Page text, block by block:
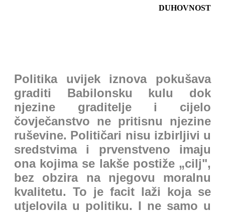
DUHOVNOST
Politika uvijek iznova pokušava
graditi Babilonsku kulu dok
njezine graditelje i cijelo
čovječanstvo ne pritisnu njezine
ruševine. Političari nisu izbirljivi u
sredstvima i prvenstveno imaju
ona kojima se lakše postiže „cilj",
bez obzira na njegovu moralnu
kvalitetu. To je facit laži koja se
utjelovila u politiku. I ne samo u